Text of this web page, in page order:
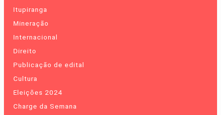
Itupiranga
Mineração
Internacional
Direito
Publicação de edital
Cultura
Eleições 2024
Charge da Semana